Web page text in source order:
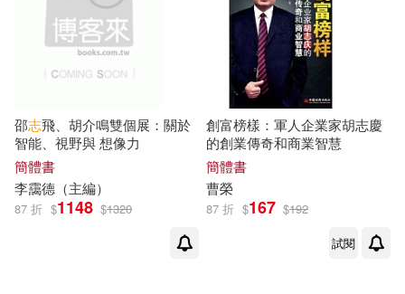
邵志飛、胡介鳴雙個展：關於
智能、視野與 想像力
簡體書
李靄德（主編）
87 折 $1148 $1320
創富榜樣：軍人企業家胡志慶
的創業傳奇和商業智慧
簡體書
曹榮
87 折 $167 $192
試閱